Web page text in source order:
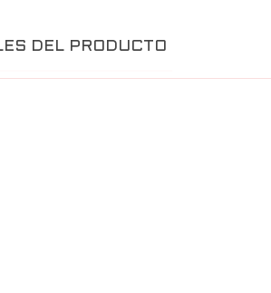
DEL PRODUCTO